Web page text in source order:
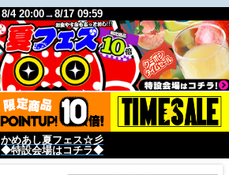
8/4 20:00→8/17 09:59
かめあし夏フェス☆彡
◆特設会場はコチラ◆